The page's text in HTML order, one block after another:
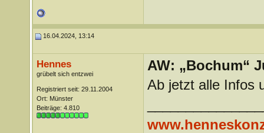
16.04.2024, 13:14
Hennes
grübelt sich entzwei
Registriert seit: 29.11.2004
Ort: Münster
Beiträge: 4.810
AW: „Bochum“
Ab jetzt alle Infos